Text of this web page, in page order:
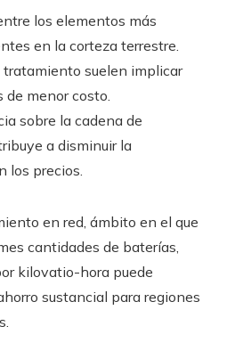
los elementos más
en la corteza terrestre.
suelen implicar
de menor costo.
sobre la cadena de
a disminuir la
los precios.
en red, ámbito en el que
cantidades de baterías,
kilovatio-hora puede
sustancial para regiones